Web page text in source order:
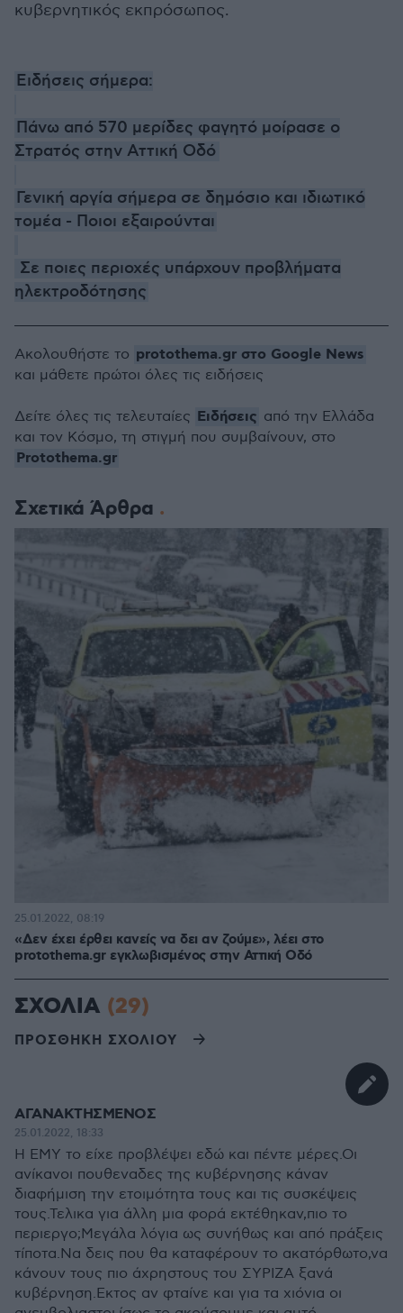
κυβερνητικός εκπρόσωπος.
Ειδήσεις σήμερα:
Πάνω από 570 μερίδες φαγητό μοίρασε ο
Στρατός στην Αττική Οδό
Γενική αργία σήμερα σε δημόσιο και ιδιωτικό
τομέα - Ποιοι εξαιρούνται
Σε ποιες περιοχές υπάρχουν προβλήματα
ηλεκτροδότησης
Σχετικά Άρθρα
«Δεν έχει έρθει κανείς να δει αν ζούμε», λέει στο
protothema.gr εγκλωβισμένος στην Αττική Οδό
25.01.2022, 08:19
Ακολουθήστε το protothema.gr στο Google News
και μάθετε πρώτοι όλες τις ειδήσεις
Δείτε όλες τις τελευταίες Ειδήσεις από την Ελλάδα
και τον Κόσμο, τη στιγμή που συμβαίνουν, στο
Protothema.gr
ΣΧΟΛΙΑ (29)
ΠΡΟΣΘΗΚΗ ΣΧΟΛΙΟΥ
ΑΓΑΝΑΚΤΗΣΜΕΝΟΣ
25.01.2022, 18:33
Η ΕΜΥ το είχε προβλέψει εδώ και πέντε μέρες.Οι
ανίκανοι πουθεναδες της κυβέρνησης κάναν
διαφήμιση την ετοιμότητα τους και τις συσκέψεις
τους.Τελικα για άλλη μια φορά εκτέθηκαν,πιο το
περιεργο;Μεγάλα λόγια ως συνήθως και από πράξεις
τίποτα.Να δεις που θα καταφέρουν το ακατόρθωτο,να
κάνουν τους πιο άχρηστους του ΣΥΡΙΖΑ ξανά
κυβέρνηση.Εκτος αν φταίνε και για τα χιόνια οι